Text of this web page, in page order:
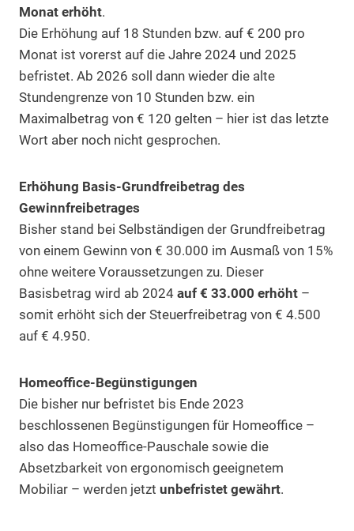
Monat erhöht.
Die Erhöhung auf 18 Stunden bzw. auf € 200 pro
Monat ist vorerst auf die Jahre 2024 und 2025
befristet. Ab 2026 soll dann wieder die alte
Stundengrenze von 10 Stunden bzw. ein
Maximalbetrag von € 120 gelten – hier ist das letzte
Wort aber noch nicht gesprochen.
Erhöhung Basis-Grundfreibetrag des
Gewinnfreibetrages
Bisher stand bei Selbständigen der Grundfreibetrag
von einem Gewinn von € 30.000 im Ausmaß von 15%
ohne weitere Voraussetzungen zu. Dieser
Basisbetrag wird ab 2024 auf € 33.000 erhöht –
somit erhöht sich der Steuerfreibetrag von € 4.500
auf € 4.950.
Homeoffice-Begünstigungen
Die bisher nur befristet bis Ende 2023
beschlossenen Begünstigungen für Homeoffice –
also das Homeoffice-Pauschale sowie die
Absetzbarkeit von ergonomisch geeignetem
Mobiliar – werden jetzt unbefristet gewährt.